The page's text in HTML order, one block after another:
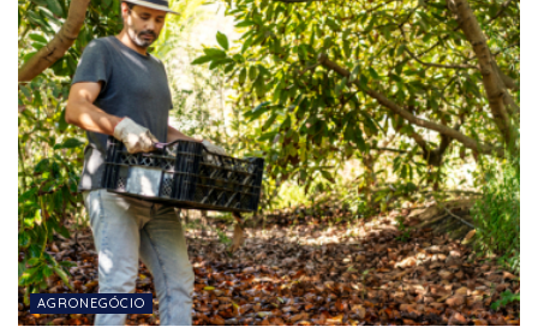
AGRONEGÓCIO